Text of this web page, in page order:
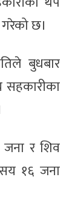
छ।
बुधबार
सहकारीका
र शिव
१६ जना